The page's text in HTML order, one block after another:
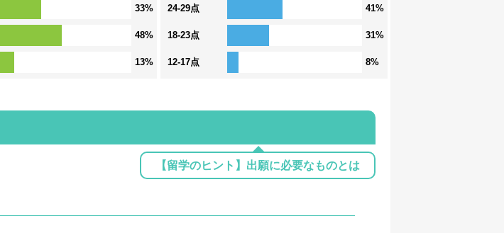
33%
48%
13%
24-29点 41%
18-23点 31%
12-17点 8%
【留学のヒント】出願に必要なものとは